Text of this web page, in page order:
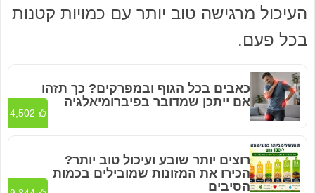
העיכול מרגישה טוב יותר עם כמויות קטנות
בכל פעם.
כאבים בכל הגוף ובמפרקים? כך תזהו
אם ייתכן שמדובר בפיברומיאלגיה
4,502
רוצים יותר שובע ועיכול טוב יותר?
הכירו את המזונות שמובילים בכמות
הסיבים